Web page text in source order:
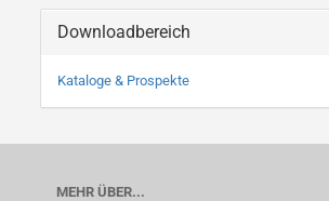
Downloadbereich
Kataloge & Prospekte
MEHR ÜBER...